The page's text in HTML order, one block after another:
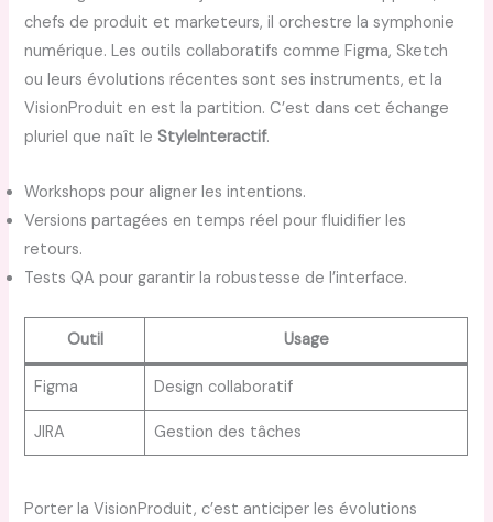
chefs de produit et marketeurs, il orchestre la symphonie
numérique. Les outils collaboratifs comme Figma, Sketch
ou leurs évolutions récentes sont ses instruments, et la
VisionProduit en est la partition. C’est dans cet échange
pluriel que naît le StyleInteractif.
Workshops pour aligner les intentions.
Versions partagées en temps réel pour fluidifier les
retours.
Tests QA pour garantir la robustesse de l’interface.
Outil Usage
Figma Design collaboratif
JIRA Gestion des tâches
Porter la VisionProduit, c’est anticiper les évolutions